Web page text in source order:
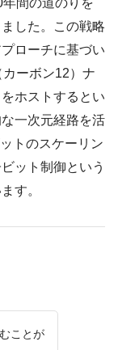
間の道のりを
した。この戦略
ローチに基づい
ーボン12）ナ
ホストするとい
一次元経路を活
トのスケーリン
ット制御という
す。
ことが